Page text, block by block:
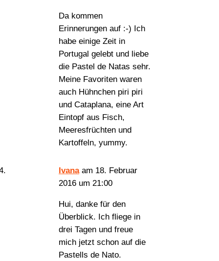
Da kommen
Erinnerungen auf :-) Ich
habe einige Zeit in
Portugal gelebt und liebe
die Pastel de Natas sehr.
Meine Favoriten waren
auch Hühnchen piri piri
und Cataplana, eine Art
Eintopf aus Fisch,
Meeresfrüchten und
Kartoffeln, yummy.
Ivana am 18. Februar
2016 um 21:00
Hui, danke für den
Überblick. Ich fliege in
drei Tagen und freue
mich jetzt schon auf die
Pastells de Nato.